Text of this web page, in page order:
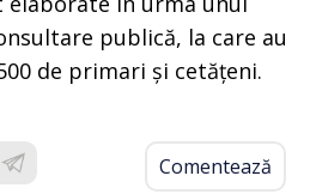
publică, la care au
de primari și cetățeni.
Comentează